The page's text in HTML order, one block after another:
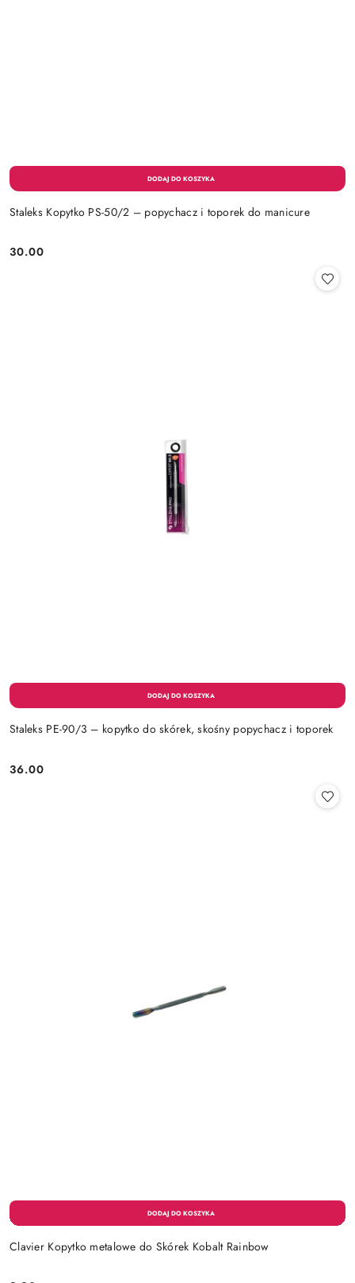
Staleks Kopytko PS-50/2 – popychacz i toporek do manicure
Cena:
30.00
Staleks PE-90/3 – kopytko do skórek, skośny popychacz i toporek
Cena:
36.00
Clavier Kopytko metalowe do Skórek Kobalt Rainbow